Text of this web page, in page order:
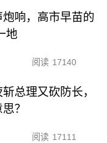
响，高市早苗的
地
阅读 17140
总理又砍防长，
？
阅读 17111